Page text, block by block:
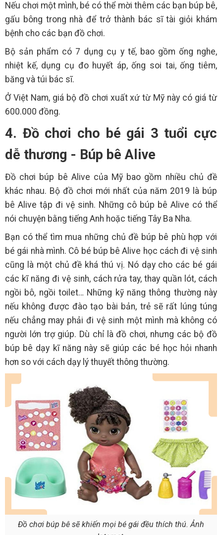
Nếu chơi một mình, bé có thể mời thêm các bạn búp bê,
gấu bông trong nhà để trở thành bác sĩ tài giỏi khám
bệnh cho các bạn đồ chơi.
Bộ sản phẩm có 7 dụng cụ y tế, bao gồm ống nghe,
nhiệt kế, dụng cụ đo huyết áp, ống soi tai, ống tiêm,
băng và túi bác sĩ.
Ở Việt Nam, giá bộ đồ chơi xuất xứ từ Mỹ này có giá từ
600.000 đồng.
4. Đồ chơi cho bé gái 3 tuổi cực
dễ thương - Búp bê Alive
Đồ chơi búp bê Alive của Mỹ bao gồm nhiều chủ đề
khác nhau. Bộ đồ chơi mới nhất của năm 2019 là búp
bê Alive tập đi vệ sinh. Những cô búp bê Alive có thể
nói chuyện bằng tiếng Anh hoặc tiếng Tây Ba Nha.
Bạn có thể tìm mua những chủ đề búp bê phù hợp với
bé gái nhà mình. Cô bé búp bê Alive học cách đi vệ sinh
cũng là một chủ đề khá thú vị. Nó dạy cho các bé gái
các kĩ năng đi vệ sinh, cách rửa tay, thay quần lót, cách
ngồi bô, ngồi toilet… Những kỹ năng thông thường này
nếu không được đào tạo bài bản, trẻ sẽ rất lúng túng
nếu chẳng may phải đi vệ sinh một mình mà không có
người lớn trợ giúp. Dù chỉ là đồ chơi, nhưng các bộ đồ
búp bê dạy kĩ năng này sẽ giúp các bé học hỏi nhanh
hơn so với cách dạy lý thuyết thông thường.
Đồ chơi búp bê sẽ khiến mọi bé gái đều thích thú. Ảnh